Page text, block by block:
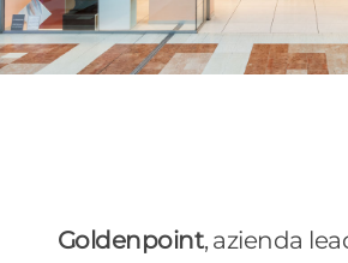
Goldenpoint, azienda